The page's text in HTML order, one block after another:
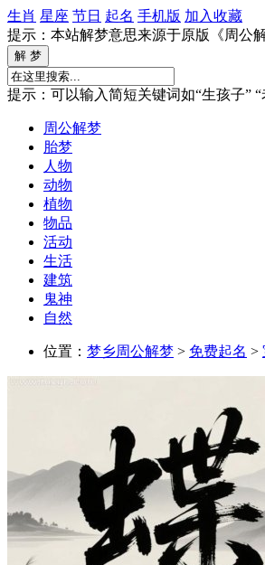
生肖 星座 节日 起名 手机版 加入收藏
提示：本站解梦意思来源于原版《周公
提示：可以输入简短关键词如“生孩子” “
周公解梦
胎梦
人物
动物
植物
物品
活动
生活
建筑
鬼神
自然
位置： 梦乡周公解梦 > 免费起名 >